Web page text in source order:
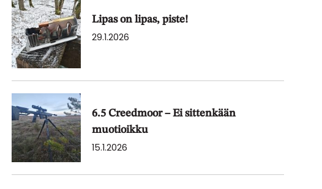
Lipas on lipas, piste!
29.1.2026
6.5 Creedmoor – Ei sittenkään
muotioikku
15.1.2026